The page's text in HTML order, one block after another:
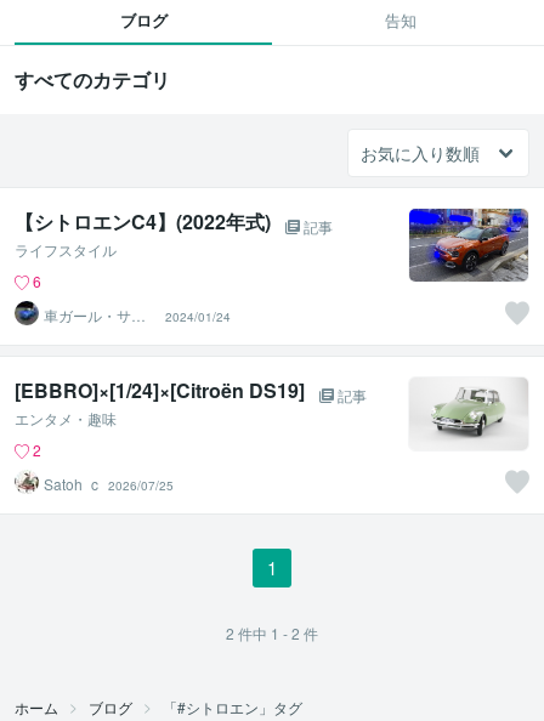
ブログ 告知
すべてのカテゴリ
【シトロエンC4】(2022年式)
記事
ライフスタイル
6
車ガール・サツ
キ＠車選び・購
入サポート
2024/01/24
[EBBRO]×[1/24]×[Citroën DS19]
記事
エンタメ・趣味
2
Satoh_c 2026/07/25
1
2 件中 1 - 2 件
ホーム ブログ 「#シトロエン」タグ